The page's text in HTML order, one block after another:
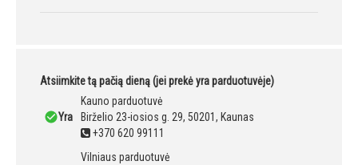
Atsiimkite tą pačią dieną (jei prekė yra parduotuvėje)
Yra
Kauno parduotuvė
Birželio 23-iosios g. 29, 50201, Kaunas
+370 620 99111
Vilniaus parduotuvė